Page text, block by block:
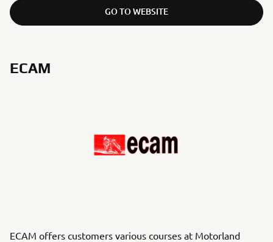
GO TO WEBSITE
ECAM
ECAM offers customers various courses at Motorland